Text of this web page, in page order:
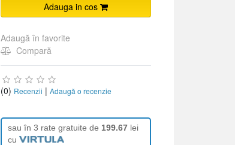
Adauga in cos
Adaugă în favorite
Compară
(0) Recenzii | Adaugă o recenzie
sau în 3 rate gratuite de 199.67 lei
cu